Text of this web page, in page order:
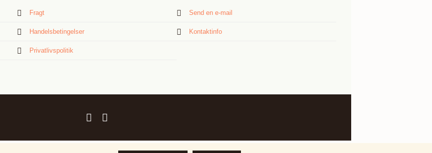
Fragt
Handelsbetingelser
Privatlivspolitik
Send en e-mail
Kontaktinfo